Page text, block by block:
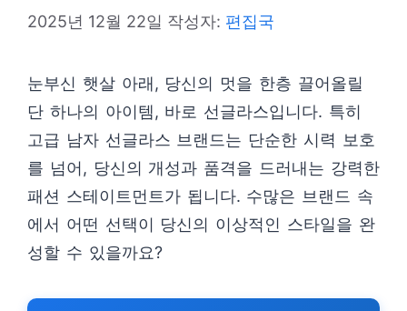
2025년 12월 22일 작성자: 편집국
눈부신 햇살 아래, 당신의 멋을 한층 끌어올릴
단 하나의 아이템, 바로 선글라스입니다. 특히
고급 남자 선글라스 브랜드는 단순한 시력 보호
를 넘어, 당신의 개성과 품격을 드러내는 강력한
패션 스테이트먼트가 됩니다. 수많은 브랜드 속
에서 어떤 선택이 당신의 이상적인 스타일을 완
성할 수 있을까요?